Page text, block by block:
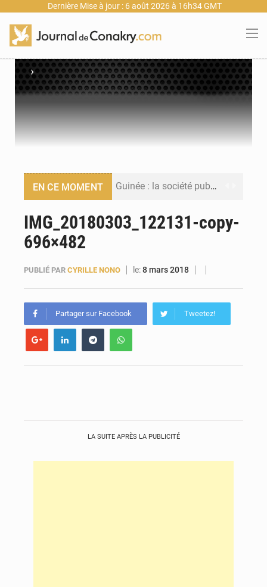
Dernière Mise à jour : 6 août 2026 à 16h34 GMT
›
EN CE MOMENT Guinée : la société publique Nimba Mining Company signe sa première convention minière
Forces Vives en Guinée : la coalition critique la gestion de Mamadi Doumbouya
IMG_20180303_122131-copy-
696×482
PUBLIÉ PAR CYRILLE NONO le:8 mars 2018
Partager sur Facebook Tweetez!
LA SUITE APRÈS LA PUBLICITÉ